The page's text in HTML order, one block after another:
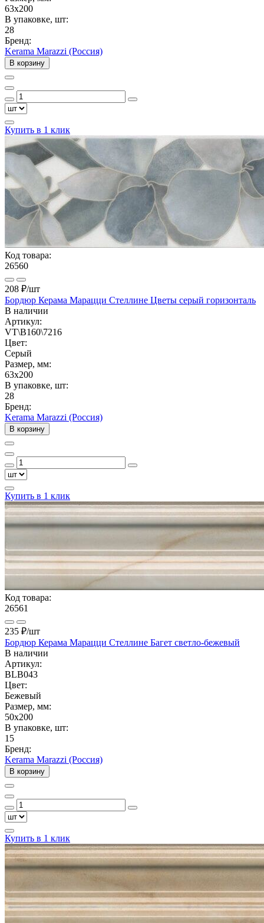
63x200
В упаковке, шт:
28
Бренд:
Kerama Marazzi (Россия)
В корзину
Купить в 1 клик
Код товара:
26560
208 ₽/шт
Бордюр Керама Марацци Стеллине Цветы серый горизонталь
В наличии
Артикул:
VT\B160\7216
Цвет:
Серый
Размер, мм:
63x200
В упаковке, шт:
28
Бренд:
Kerama Marazzi (Россия)
В корзину
Купить в 1 клик
Код товара:
26561
235 ₽/шт
Бордюр Керама Марацци Стеллине Багет светло-бежевый
В наличии
Артикул:
BLB043
Цвет:
Бежевый
Размер, мм:
50x200
В упаковке, шт:
15
Бренд:
Kerama Marazzi (Россия)
В корзину
Купить в 1 клик